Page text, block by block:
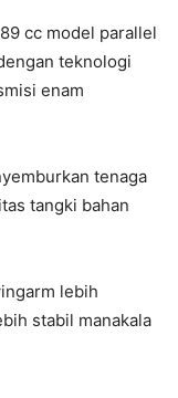
cc model parallel
teknologi
enam
tenaga
tangki bahan
lebih
stabil manakala